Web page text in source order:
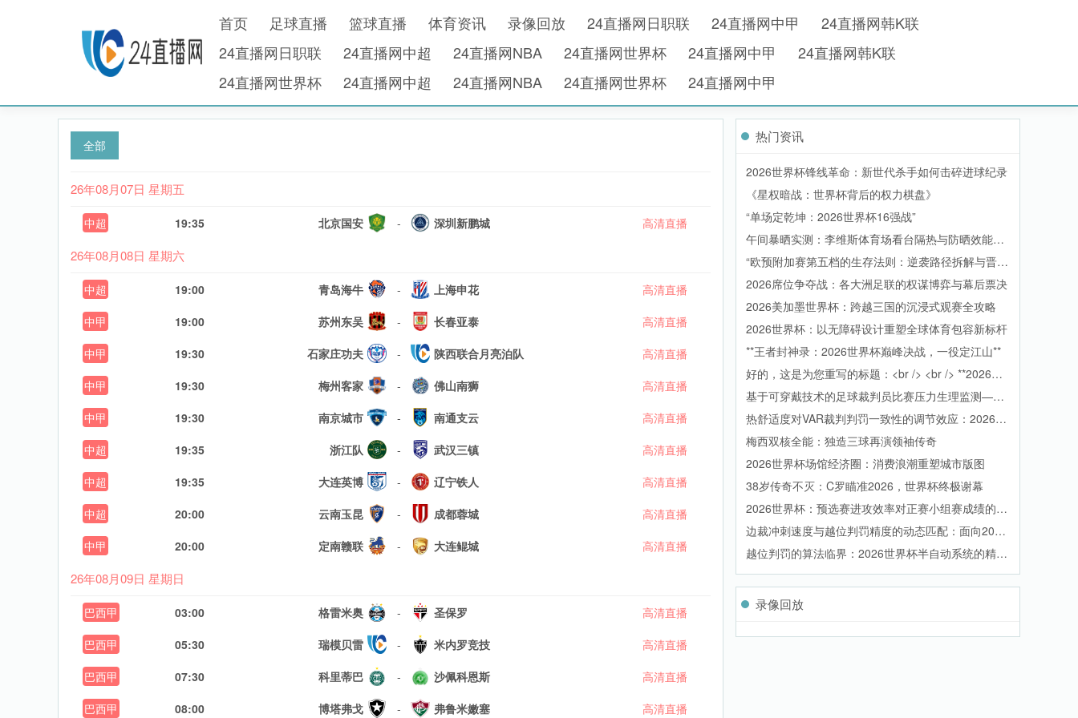
首页 足球直播 篮球直播 体育资讯 录像回放 24直播网日职联 24直播网中甲
24直播网韩K联
24直播网日职联
24直播网中超 24直播网NBA 24直播网世界杯 24直播网中甲
24直播网韩K联
24直播网世界杯
24直播网中超 24直播网NBA 24直播网世界杯 24直播网中甲
全部
26年08月07日 星期五
中超 19:35 北京国安 - 深圳新鹏城 高清直播
26年08月08日 星期六
中超 19:00 青岛海牛 - 上海申花
高清直播
中甲
19:00 苏州东吴 - 长春亚泰
高清直播
中甲
19:30 石家庄功夫 - 陕西联合月亮泊队
高清直播
中甲
19:30 梅州客家 - 佛山南狮
高清直播
中甲
19:30 南京城市 - 南通支云
高清直播
中超
19:35 浙江队 - 武汉三镇
高清直播
中超
19:35 大连英博 - 辽宁铁人
高清直播
中超
20:00 云南玉昆 - 成都蓉城
高清直播
中甲
20:00 定南赣联 - 大连鲲城 高清直播
26年08月09日 星期日
巴西甲 03:00 格雷米奥 - 圣保罗
高清直播
巴西甲
05:30 瑞模贝雷 - 米内罗竞技
高清直播
巴西甲
07:30 科里蒂巴 - 沙佩科恩斯
高清直播
巴西甲
08:00 博塔弗戈 - 弗鲁米嫩塞
高清直播
热门资讯
2026世界杯锋线革命：新世代杀手如何击碎进球纪录
《星权暗战：世界杯背后的权力棋盘》
“单场定乾坤：2026世界杯16强战”
午间暴晒实测：李维斯体育场看台隔热与防晒效能全
解析
“欧预附加赛第五档的生存法则：逆袭路径拆解与晋级
概率模型”
2026席位争夺战：各大洲足联的权谋博弈与幕后票决
2026美加墨世界杯：跨越三国的沉浸式观赛全攻略
2026世界杯：以无障碍设计重塑全球体育包容新标杆
**王者封神录：2026世界杯巅峰决战，一役定江山**
好的，这是为您重写的标题：<br /> <br /> **2026世
界杯预警：迈阿密硬石球场迎战“加勒比暴雨”——极
端天气下的排水系统极限大考**
基于可穿戴技术的足球裁判员比赛压力生理监测——
2026年世界杯现场研究
热舒适度对VAR裁判判罚一致性的调节效应：2026世
界杯监控室热环境与决策准确性关联研究
梅西双核全能：独造三球再演领袖传奇
2026世界杯场馆经济圈：消费浪潮重塑城市版图
38岁传奇不灭：C罗瞄准2026，世界杯终极谢幕
2026世界杯：预选赛进攻效率对正赛小组赛成绩的因
果影响权重分析
边裁冲刺速度与越位判罚精度的动态匹配：面向2026
世界杯的裁判训练参数优化
越位判罚的算法临界：2026世界杯半自动系统的精度
与边界
世界杯吉祥物“美洲狮”萌翻全场，网友：太治愈了！
国际足联将票价推给市场，球迷不满情绪升温
录像回放